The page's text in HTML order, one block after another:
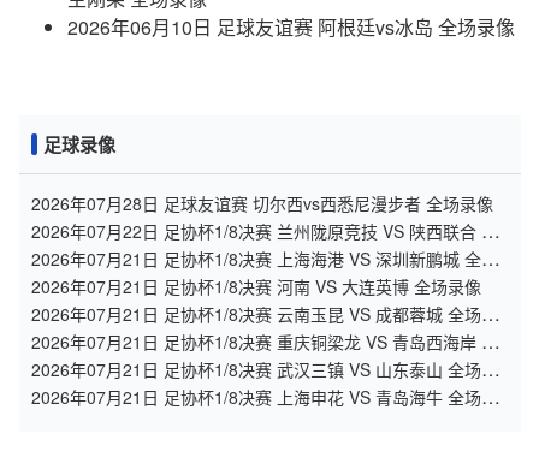
2026年06月10日 足球友谊赛 阿根廷vs冰岛 全场录像
足球录像
2026年07月28日 足球友谊赛 切尔西vs西悉尼漫步者 全场录像
2026年07月22日 足协杯1/8决赛 兰州陇原竞技 VS 陕西联合 全
场录像
2026年07月21日 足协杯1/8决赛 上海海港 VS 深圳新鹏城 全场
录像
2026年07月21日 足协杯1/8决赛 河南 VS 大连英博 全场录像
2026年07月21日 足协杯1/8决赛 云南玉昆 VS 成都蓉城 全场录
像
2026年07月21日 足协杯1/8决赛 重庆铜梁龙 VS 青岛西海岸 全
场录像
2026年07月21日 足协杯1/8决赛 武汉三镇 VS 山东泰山 全场录
像
2026年07月21日 足协杯1/8决赛 上海申花 VS 青岛海牛 全场录